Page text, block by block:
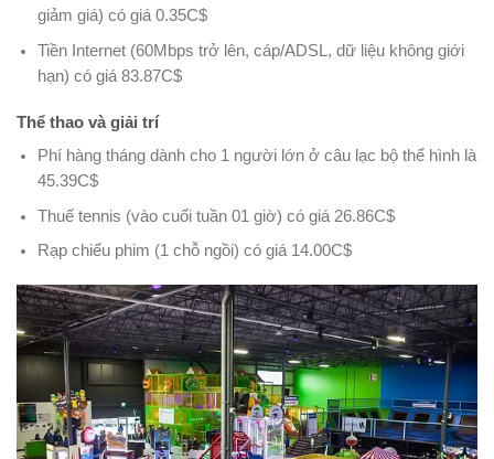
giảm giá) có giá 0.35C$
Tiền Internet (60Mbps trở lên, cáp/ADSL, dữ liệu không giới
hạn) có giá 83.87C$
Thể thao và giải trí
Phí hàng tháng dành cho 1 người lớn ở câu lạc bộ thể hình là
45.39C$
Thuế tennis (vào cuối tuần 01 giờ) có giá 26.86C$
Rạp chiếu phim (1 chỗ ngồi) có giá 14.00C$